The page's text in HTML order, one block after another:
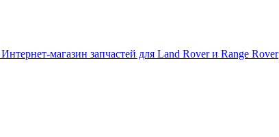
Интернет-магазин запчастей для Land Rover и Range Rover